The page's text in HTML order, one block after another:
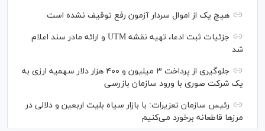
هیچ یک از اموال سردار آزمون رفع توقیف نشده است
جزئیات ثبت ادعا، تهیه نقشه UTM و ارائه مادر سند اعلام
شد
جلوگیری از پرداخت ۳ میلیون و ۴۰۰ هزار دلار سهمیه ارزی به
یک شرکت صوری با ورود سازمان بازرسی
رئیس سازمان تعزیرات: با بازار سیاه بلیت اربعین و دلالی در
مرز‌ها قاطعانه برخورد می‌کنیم